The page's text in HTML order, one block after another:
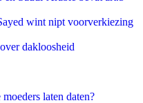
wint nipt voorverkiezing
dakloosheid
laten daten?